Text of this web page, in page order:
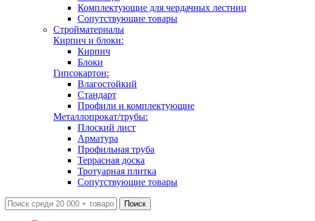
Комплектующие для чердачных лестниц
Сопутствующие товары
Стройматериалы
Кирпич и блоки:
Кирпич
Блоки
Гипсокартон:
Влагостойкий
Стандарт
Профили и комплектующие
Металлопрокат/трубы:
Плоский лист
Арматура
Профильная труба
Террасная доска
Тротуарная плитка
Сопутствующие товары
Поиск